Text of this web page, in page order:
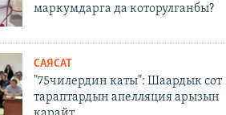
маркумдарга да которулганбы?
САЯСАТ
"75чилердин каты": Шаардык сот
тараптардын апелляция арызын